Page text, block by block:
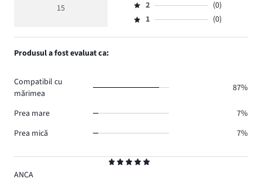
5
ANCA
medie
15
de
voturi
13.
numărul
de
2.
3,
numărul
Evaluare
2,
2
(0)
Evaluare
1,
1 (0)
Produsul a fost evaluat ca:
Compatibil cu
mărimea
87%
Prea mare
7%
Prea mică
7%